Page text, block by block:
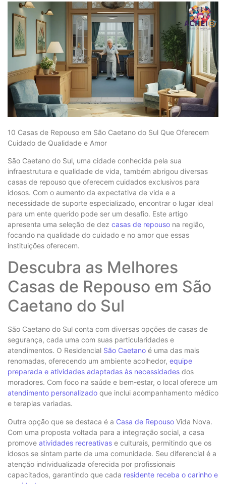
10 Casas de Repouso em São Caetano do Sul Que Oferecem
Cuidado de Qualidade e Amor
São Caetano do Sul, uma cidade conhecida pela sua
infraestrutura e qualidade de vida, também abrigou diversas
casas de repouso que oferecem cuidados exclusivos para
idosos. Com o aumento da expectativa de vida e a
necessidade de suporte especializado, encontrar o lugar ideal
para um ente querido pode ser um desafio. Este artigo
apresenta uma seleção de dez casas de repouso na região,
focando na qualidade do cuidado e no amor que essas
instituições oferecem.
Descubra as Melhores
Casas de Repouso em São
Caetano do Sul
São Caetano do Sul conta com diversas opções de casas de
segurança, cada uma com suas particularidades e
atendimentos. O Residencial São Caetano é uma das mais
renomadas, oferecendo um ambiente acolhedor, equipe
preparada e atividades adaptadas às necessidades dos
moradores. Com foco na saúde e bem-estar, o local oferece um
atendimento personalizado que inclui acompanhamento médico
e terapias variadas.
Outra opção que se destaca é a Casa de Repouso Vida Nova.
Com uma proposta voltada para a integração social, a casa
promove atividades recreativas e culturais, permitindo que os
idosos se sintam parte de uma comunidade. Seu diferencial é a
atenção individualizada oferecida por profissionais
capacitados, garantindo que cada residente receba o carinho e